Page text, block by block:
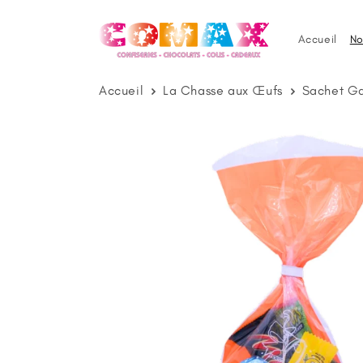
Accueil
Accueil La Chasse aux Œufs Sachet